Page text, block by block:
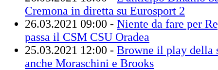
Cremona in diretta su Eurosport 2
26.03.2021 09:00 - Niente da fare per
passa il CSM CSU Oradea
25.03.2021 12:00 - Browne il play della
anche Moraschini e Brooks